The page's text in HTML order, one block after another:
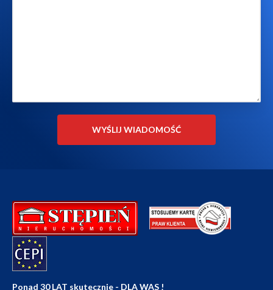
Ponad 30 LAT skutecznie - DLA WAS !